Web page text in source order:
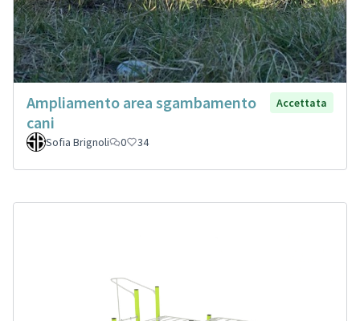
Ampliamento area sgambamento
cani
Accettata
Sofia Brignoli 0 34